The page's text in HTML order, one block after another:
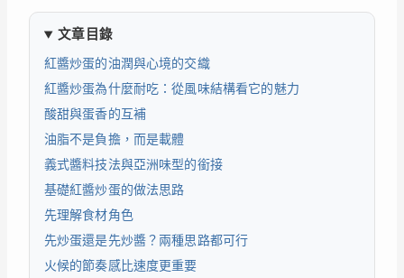
文章目錄
紅醬炒蛋的油潤與心境的交織
紅醬炒蛋為什麼耐吃：從風味結構看它的魅力
酸甜與蛋香的互補
油脂不是負擔，而是載體
義式醬料技法與亞洲味型的銜接
基礎紅醬炒蛋的做法思路
先理解食材角色
先炒蛋還是先炒醬？兩種思路都可行
火候的節奏感比速度更重要